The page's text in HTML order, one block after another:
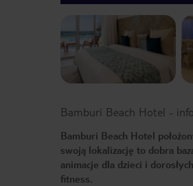
Previous slide
Bamburi Beach Hotel -
Bamburi Beach Hotel
swoją lokalizację to dobra
animacje dla dzieci i
fitness.